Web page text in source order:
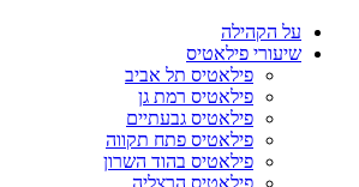
על הקהילה
שיעורי פילאטיס
פילאטיס תל אביב
פילאטיס רמת גן
פילאטיס גבעתיים
פילאטיס פתח תקווה
פילאטיס בהוד השרון
פילאטיס הרצליה